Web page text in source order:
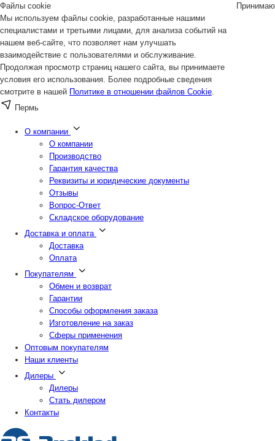
Файлы cookie
Мы используем файлы cookie, разработанные нашими
специалистами и третьими лицами, для анализа событий на
нашем веб-сайте, что позволяет нам улучшать
взаимодействие с пользователями и обслуживание.
Продолжая просмотр страниц нашего сайта, вы принимаете
условия его использования. Более подробные сведения
смотрите в нашей Политике в отношении файлов Cookie.
Принимаю
Пермь
О компании
О компании
Производство
Гарантия качества
Реквизиты и юридические документы
Отзывы
Вопрос-Ответ
Складское оборудование
Доставка и оплата
Доставка
Оплата
Покупателям
Обмен и возврат
Гарантии
Способы оформления заказа
Изготовление на заказ
Сферы применения
Оптовым покупателям
Наши клиенты
Дилеры
Дилеры
Стать дилером
Контакты